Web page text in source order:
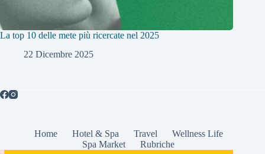
La top 10 delle mete più ricercate nel 2025
22 Dicembre 2025
Home Hotel & Spa Travel
Wellness Life
Spa Market
Rubriche